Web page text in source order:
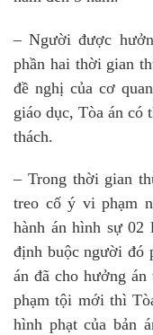
– Người được
phần hai thời gian
đề nghị của cơ
giáo dục, Tòa án có
thách.
– Trong thời gian
treo cố ý vi phạm
hành án hình sự
định buộc người đó
án đã cho hưởng
phạm tội mới thì
hình phạt của bản